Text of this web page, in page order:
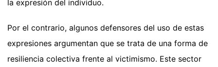
la expresión del individuo.
Por el contrario, algunos defensores del uso de estas
expresiones argumentan que se trata de una forma de
resiliencia colectiva frente al victimismo. Este sector